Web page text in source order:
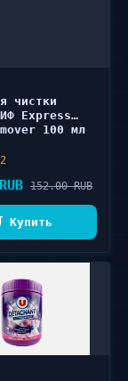
чистки
Express
100 мл
152.00 RUB
Купить